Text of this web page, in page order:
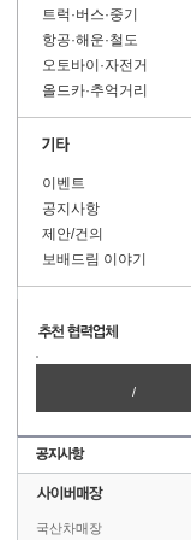
트럭·버스·중기
항공·해운·철도
오토바이·자전거
올드카·추억거리
이벤트
공지사항
제안/건의
보배드림 이야기
/
국산차매장